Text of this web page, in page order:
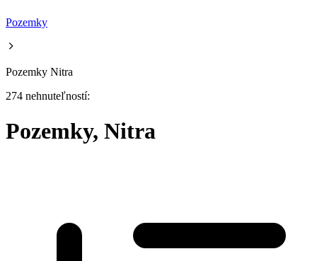
Pozemky
Pozemky Nitra
274 nehnuteľností:
Pozemky, Nitra